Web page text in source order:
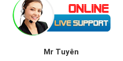
Mr Tuyên